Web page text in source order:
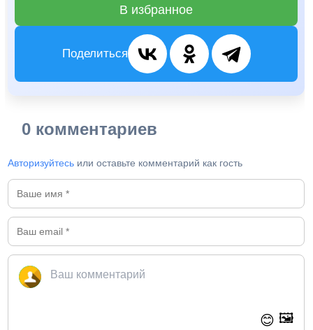
В избранное
Поделиться
0 комментариев
Авторизуйтесь или оставьте комментарий как гость
😊 🖼️